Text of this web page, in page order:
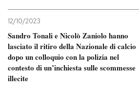
SHOP
CALENDARIO
AREA PERSONALE
12/10/2023
Sandro Tonali e Nicolò Zaniolo hanno
lasciato il ritiro della Nazionale di calcio
dopo un colloquio con la polizia nel
contesto di un’inchiesta sulle scommesse
illecite